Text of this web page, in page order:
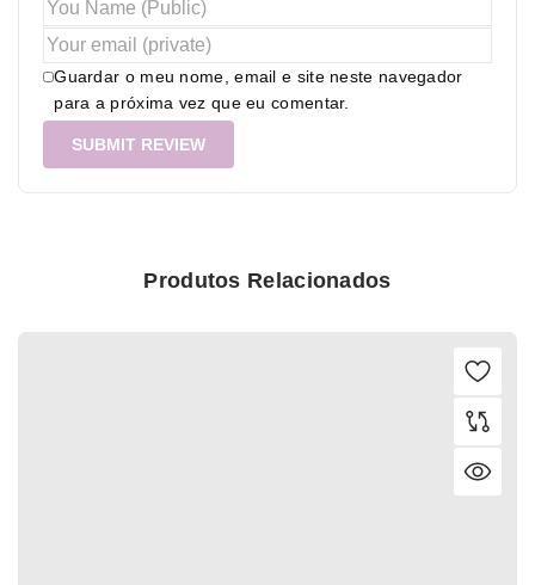
Guardar o meu nome, email e site neste navegador
para a próxima vez que eu comentar.
Produtos Relacionados